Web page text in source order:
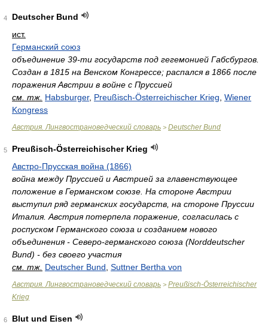
4
Deutscher Bund
ист.
Германский союз
объединение 39-ти государств под гегемонией Габсбургов.
Создан в 1815 на Венском Конгрессе; распался в 1866 после
поражения Австрии в войне с Пруссией
см. тж. Habsburger, Preußisch-Österreichischer Krieg Wiener
Kongress
Австрия. Лингвострановедческий словарь > Deutscher Bund
5
Preußisch-Österreichischer Krieg
Австро-Прусская война (1866)
война между Пруссией и Австрией за главенствующее
положение в Германском союзе. На стороне Австрии
выступил ряд германских государств, на стороне Пруссии
Италия. Австрия потерпела поражение, согласилась с
роспуском Германского союза и созданием нового
объединения - Северо-германского союза (Norddeutscher
Bund) - без своего участия
см. тж. Deutscher Bund Suttner Bertha von
Австрия. Лингвострановедческий словарь > Preußisch-Österreichischer
Krieg
6
Blut und Eisen